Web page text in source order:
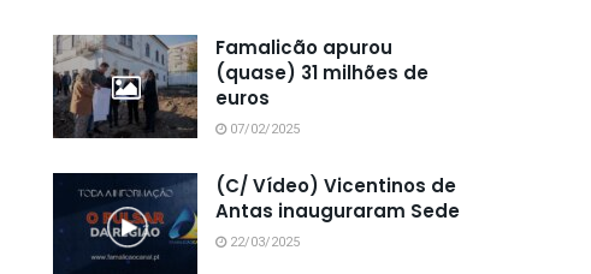
Famalicão apurou
(quase) 31 milhões de
euros
07/02/2025
(C/ Vídeo) Vicentinos de
Antas inauguraram Sede
22/03/2025